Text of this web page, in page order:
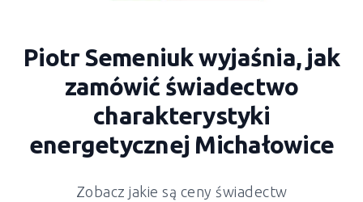
Piotr Semeniuk wyjaśnia, jak
zamówić świadectwo
charakterystyki
energetycznej Michałowice
Zobacz jakie są ceny świadectw